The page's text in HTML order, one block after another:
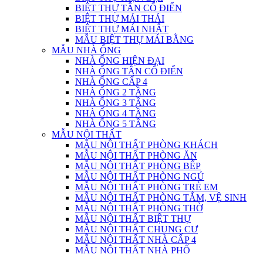
BIỆT THỰ TÂN CỔ ĐIỂN
BIỆT THỰ MÁI THÁI
BIỆT THỰ MÁI NHẬT
MẪU BIỆT THỰ MÁI BẰNG
MẪU NHÀ ỐNG
NHÀ ỐNG HIỆN ĐẠI
NHÀ ỐNG TÂN CỔ ĐIỂN
NHÀ ỐNG CẤP 4
NHÀ ỐNG 2 TẦNG
NHÀ ỐNG 3 TẦNG
NHÀ ỐNG 4 TẦNG
NHÀ ỐNG 5 TẦNG
MẪU NỘI THẤT
MẪU NỘI THẤT PHÒNG KHÁCH
MẪU NỘI THẤT PHÒNG ĂN
MẪU NỘI THẤT PHÒNG BẾP
MẪU NỘI THẤT PHÒNG NGỦ
MẪU NỘI THẤT PHÒNG TRẺ EM
MẪU NỘI THẤT PHÒNG TẮM, VỆ SINH
MẪU NỘI THẤT PHÒNG THỜ
MẪU NỘI THẤT BIỆT THỰ
MẪU NỘI THẤT CHUNG CƯ
MẪU NỘI THẤT NHÀ CẤP 4
MẪU NỘI THẤT NHÀ PHỐ